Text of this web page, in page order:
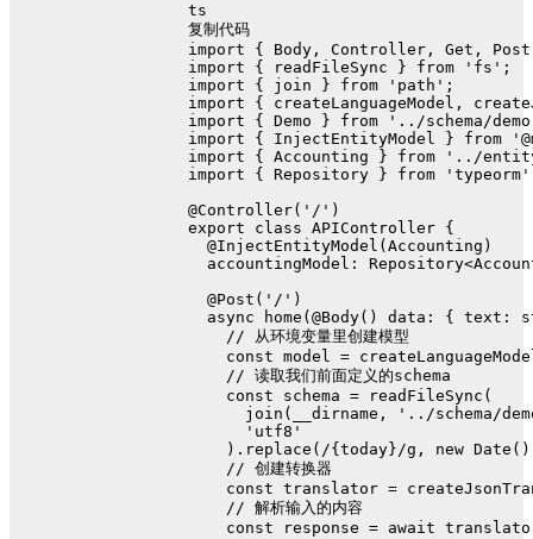
ts
复制代码
import { Body , Controller , Get , Post
import { readFileSync } from 'fs' ;
import { join } from 'path' ;
import { createLanguageModel,
import { Demo } from
'../schema/
import { InjectEntityModel } from
import { Accounting } from
'../
import { Repository } from 'typeorm'
@Controller( '/' )
export
class APIController {
@InjectEntityModel ( Accounting )
accountingModel : Repository<
@Post ( '/' )
async
home ( @Body() data: { text:
// 从环境变量里创建模型
const model =
// 读取我们前面定义的schema
const schema = readFileSync (
join (__dirname,
'../schema/
'utf8'
    ).
replace ( /{today}/g , new Date
// 创建转换器
const translator =
// 解析输入的内容
const response = await